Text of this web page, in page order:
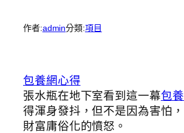
作者:admin分類:項目
包養網心得
張水瓶在地下室看到這一幕包
得渾身發抖，但不是因為害怕
財富庸俗化的憤怒。